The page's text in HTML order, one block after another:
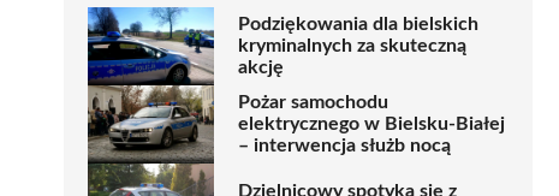
Podziękowania dla bielskich
kryminalnych za skuteczną
akcję
Pożar samochodu
elektrycznego w Bielsku-Białej
– interwencja służb nocą
Dzielnicowy spotyka się z